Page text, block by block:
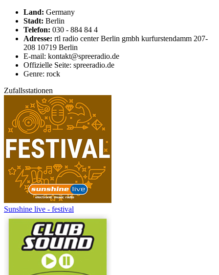
Land: Germany
Stadt: Berlin
Telefon: 030 - 884 84 4
Adresse: rtl radio center Berlin gmbh kurfurstendamm 207-
208 10719 Berlin
E-mail: kontakt@spreeradio.de
Offizielle Seite: spreeradio.de
Genre: rock
Zufallsstationen
Sunshine live - festival